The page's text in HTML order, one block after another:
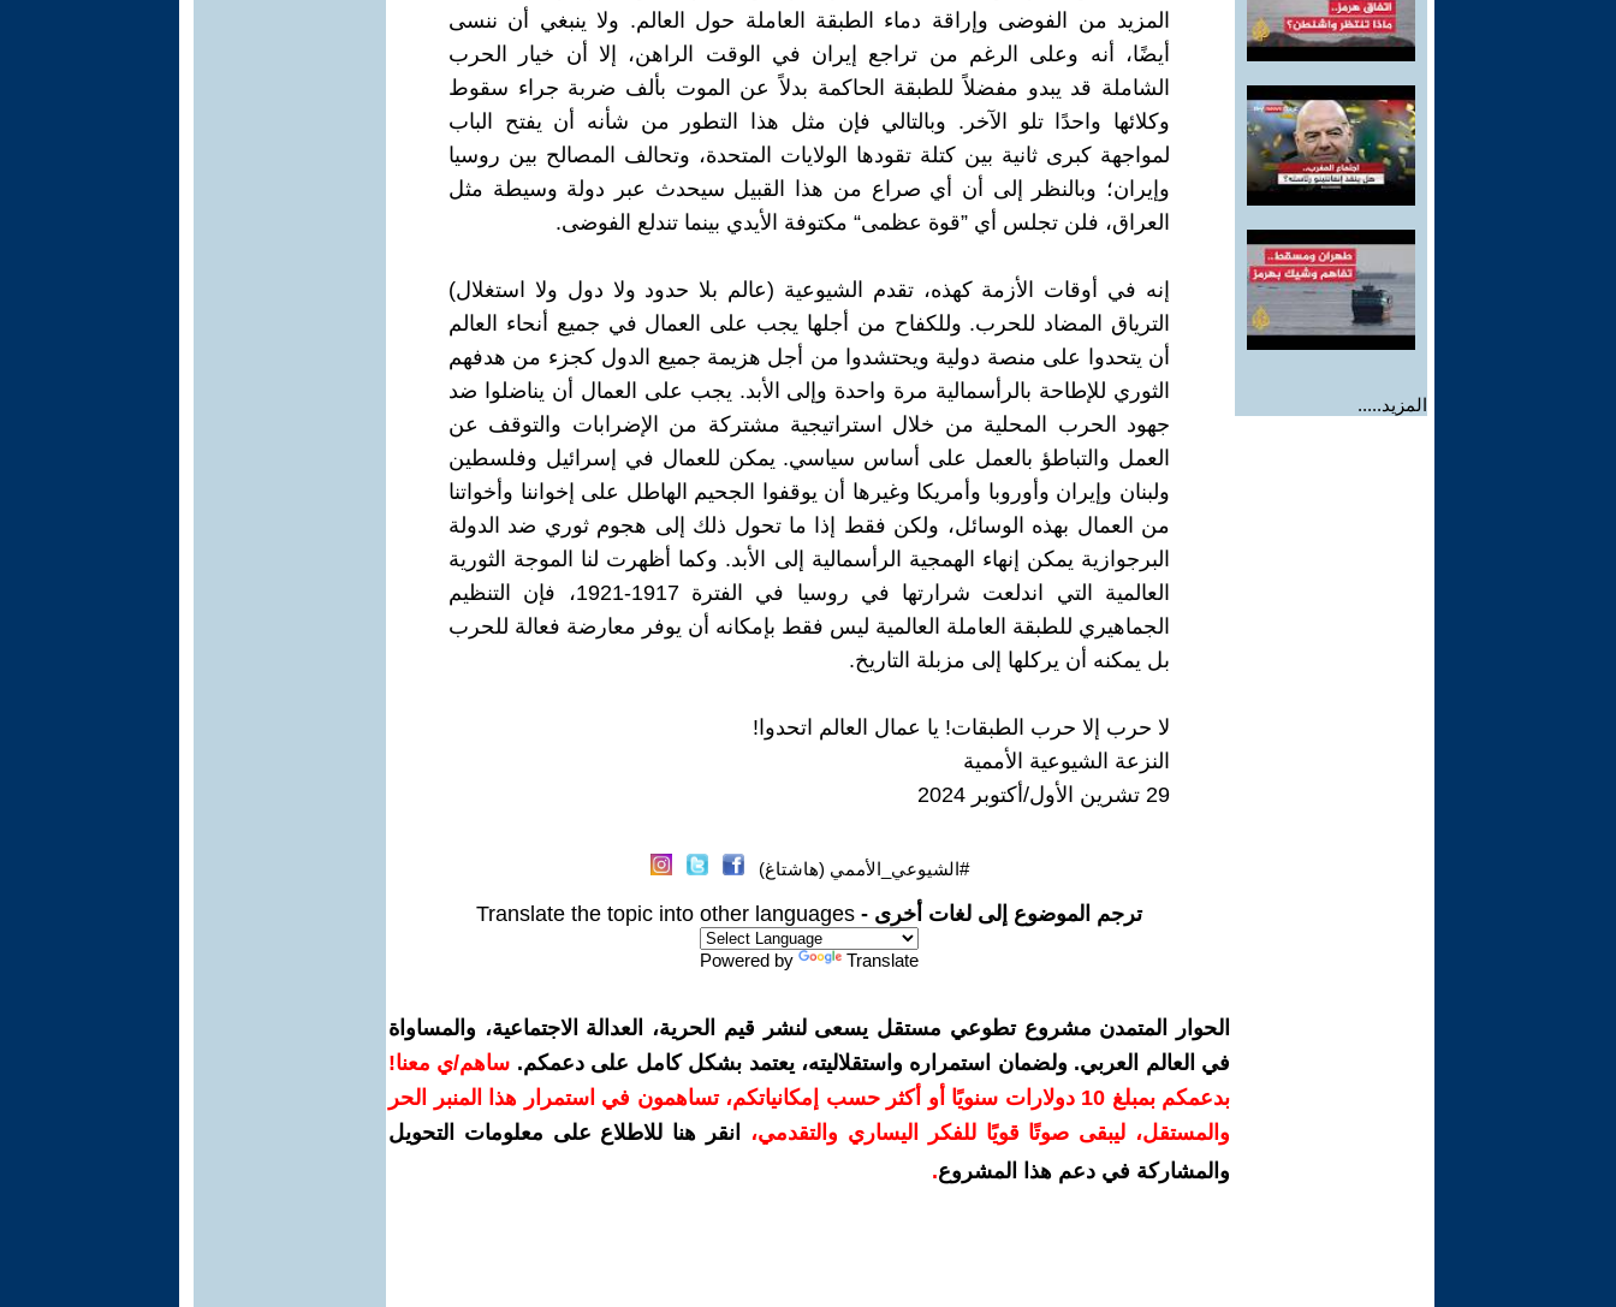
المزيد.....
المزيد من الفوضى وإراقة دماء الطبقة العاملة حول العالم. ولا ينبغي أن ننسى
أيضًا، أنه وعلى الرغم من تراجع إيران في الوقت الراهن، إلا أن خيار الحرب
الشاملة قد يبدو مفضلاً للطبقة الحاكمة بدلاً عن الموت بألف ضربة جراء سقوط
وكلائها واحدًا تلو الآخر. وبالتالي فإن مثل هذا التطور من شأنه أن يفتح الباب
لمواجهة كبرى ثانية بين كتلة تقودها الولايات المتحدة، وتحالف المصالح بين روسيا
وإيران؛ وبالنظر إلى أن أي صراع من هذا القبيل سيحدث عبر دولة وسيطة مثل
العراق، فلن تجلس أي ”قوة عظمى“ مكتوفة الأيدي بينما تندلع الفوضى.
إنه في أوقات الأزمة كهذه، تقدم الشيوعية (عالم بلا حدود ولا دول ولا استغلال)
الترياق المضاد للحرب. وللكفاح من أجلها يجب على العمال في جميع أنحاء العالم
أن يتحدوا على منصة دولية ويحتشدوا من أجل هزيمة جميع الدول كجزء من هدفهم
الثوري للإطاحة بالرأسمالية مرة واحدة وإلى الأبد. يجب على العمال أن يناضلوا ضد
جهود الحرب المحلية من خلال استراتيجية مشتركة من الإضرابات والتوقف عن
العمل والتباطؤ بالعمل على أساس سياسي. يمكن للعمال في إسرائيل وفلسطين
ولبنان وإيران وأوروبا وأمريكا وغيرها أن يوقفوا الجحيم الهاطل على إخواننا وأخواتنا
من العمال بهذه الوسائل، ولكن فقط إذا ما تحول ذلك إلى هجوم ثوري ضد الدولة
البرجوازية يمكن إنهاء الهمجية الرأسمالية إلى الأبد. وكما أظهرت لنا الموجة الثورية
العالمية التي اندلعت شرارتها في روسيا في الفترة 1917-1921، فإن التنظيم
الجماهيري للطبقة العاملة العالمية ليس فقط بإمكانه أن يوفر معارضة فعالة للحرب
بل يمكنه أن يركلها إلى مزبلة التاريخ.
لا حرب إلا حرب الطبقات! يا عمال العالم اتحدوا!
النزعة الشيوعية الأممية
29 تشرين الأول/أكتوبر 2024
#الشيوعي_الأممي (هاشتاغ)
ترجم الموضوع إلى لغات أخرى - Translate the topic into other languages
Powered by Translate
الحوار المتمدن مشروع تطوعي مستقل يسعى لنشر قيم الحرية، العدالة الاجتماعية، والمساواة
في العالم العربي. ولضمان استمراره واستقلاليته، يعتمد بشكل كامل على دعمكم. ساهم/ي معنا!
بدعمكم بمبلغ 10 دولارات سنويًا أو أكثر حسب إمكانياتكم، تساهمون في استمرار هذا المنبر الحر
والمستقل، ليبقى صوتًا قويًا للفكر اليساري والتقدمي،
انقر هنا للاطلاع على معلومات التحويل
والمشاركة في دعم هذا المشروع.